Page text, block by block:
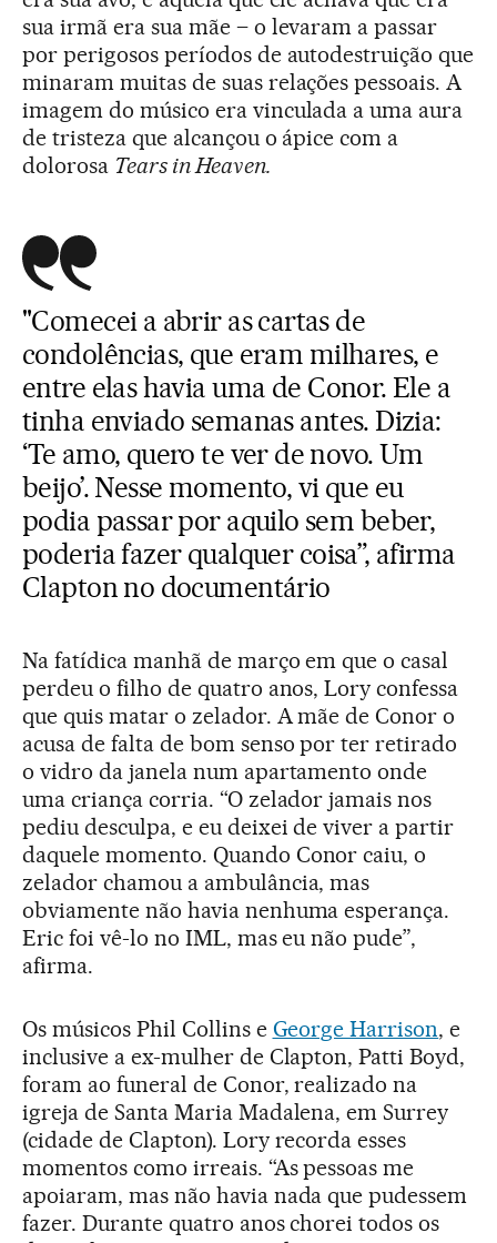
sua irmã era sua mãe – o levaram a passar
por perigosos períodos de autodestruição que
minaram muitas de suas relações pessoais. A
imagem do músico era vinculada a uma aura
de tristeza que alcançou o ápice com a
dolorosa Tears in Heaven.
"Comecei a abrir as cartas de
condolências, que eram milhares, e
entre elas havia uma de Conor. Ele a
tinha enviado semanas antes. Dizia:
‘Te amo, quero te ver de novo. Um
beijo’. Nesse momento, vi que eu
podia passar por aquilo sem beber,
poderia fazer qualquer coisa”, afirma
Clapton no documentário
Na fatídica manhã de março em que o casal
perdeu o filho de quatro anos, Lory confessa
que quis matar o zelador. A mãe de Conor o
acusa de falta de bom senso por ter retirado
o vidro da janela num apartamento onde
uma criança corria. “O zelador jamais nos
pediu desculpa, e eu deixei de viver a partir
daquele momento. Quando Conor caiu, o
zelador chamou a ambulância, mas
obviamente não havia nenhuma esperança.
Eric foi vê-lo no IML, mas eu não pude”,
afirma.
Os músicos Phil Collins e George Harrison, e
inclusive a ex-mulher de Clapton, Patti Boyd,
foram ao funeral de Conor, realizado na
igreja de Santa Maria Madalena, em Surrey
(cidade de Clapton). Lory recorda esses
momentos como irreais. “As pessoas me
apoiaram, mas não havia nada que pudessem
fazer. Durante quatro anos chorei todos os